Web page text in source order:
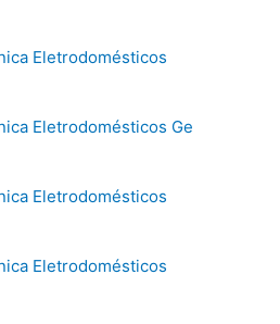
Eletrodomésticos
Eletrodomésticos Ge
Eletrodomésticos
Eletrodomésticos